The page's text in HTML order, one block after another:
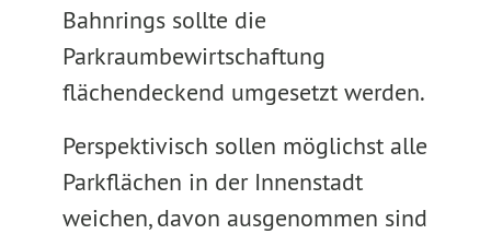
Bahnrings sollte die
Parkraumbewirtschaftung
flächendeckend umgesetzt werden.
Perspektivisch sollen möglichst alle
Parkflächen in der Innenstadt
weichen, davon ausgenommen sind